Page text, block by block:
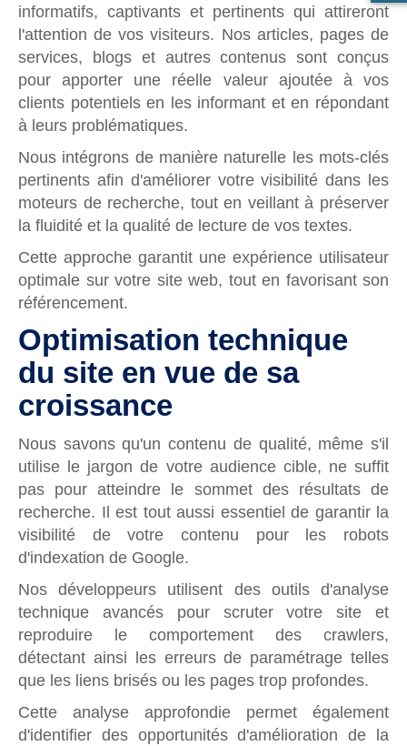
informatifs, captivants et pertinents qui attireront
l'attention de vos visiteurs. Nos articles, pages de
services, blogs et autres contenus sont conçus
pour apporter une réelle valeur ajoutée à vos
clients potentiels en les informant et en répondant
à leurs problématiques.
Nous intégrons de manière naturelle les mots-clés
pertinents afin d'améliorer votre visibilité dans les
moteurs de recherche, tout en veillant à préserver
la fluidité et la qualité de lecture de vos textes.
Cette approche garantit une expérience utilisateur
optimale sur votre site web, tout en favorisant son
référencement.
Optimisation technique
du site en vue de sa
croissance
Nous savons qu'un contenu de qualité, même s'il
utilise le jargon de votre audience cible, ne suffit
pas pour atteindre le sommet des résultats de
recherche. Il est tout aussi essentiel de garantir la
visibilité de votre contenu pour les robots
d'indexation de Google.
Nos développeurs utilisent des outils d'analyse
technique avancés pour scruter votre site et
reproduire le comportement des crawlers,
détectant ainsi les erreurs de paramétrage telles
que les liens brisés ou les pages trop profondes.
Cette analyse approfondie permet également
d'identifier des opportunités d'amélioration de la